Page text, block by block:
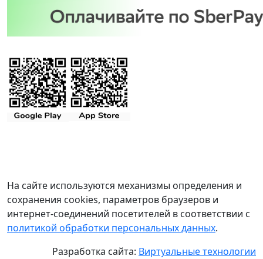
На сайте используются механизмы определения и
сохранения cookies, параметров браузеров и
интернет-соединений посетителей в соответствии с
политикой обработки персональных данных.
Разработка сайта: Виртуальные технологии